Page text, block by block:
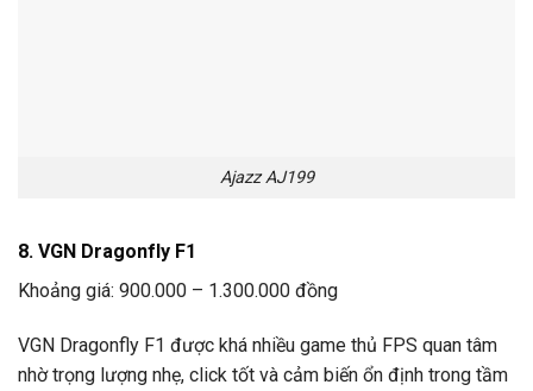
Ajazz AJ199
8. VGN Dragonfly F1
Khoảng giá: 900.000 – 1.300.000 đồng
VGN Dragonfly F1 được khá nhiều game thủ FPS quan tâm
nhờ trọng lượng nhẹ, click tốt và cảm biến ổn định trong tầm